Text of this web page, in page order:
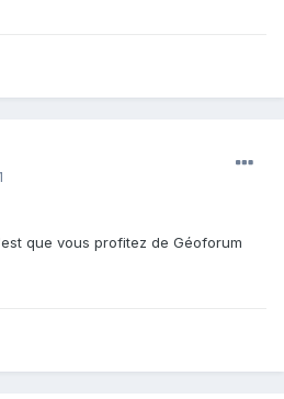
que vous profitez de Géoforum